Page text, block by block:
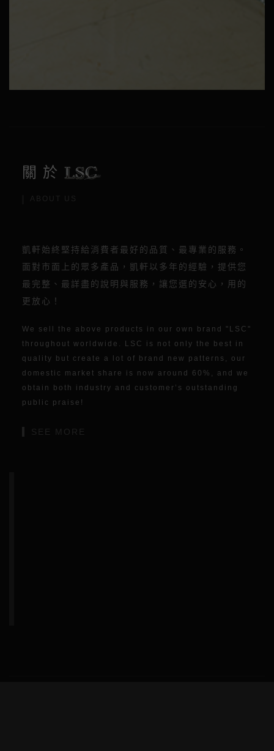
關於
ABOUT US
凱軒始終堅持給消費者最好的品質、最專業的服務。
面對市面上的眾多產品，凱軒以多年的經驗，提供您
最完整、最詳盡的說明與服務，讓您選的安心，用的
更放心！
We sell the above products in our own brand "LSC"
throughout worldwide. LSC is not only the best in
quality but create a lot of brand new patterns, our
domestic market share is now around 60%, and we
obtain both industry and customer’s outstanding
public praise!
SEE MORE